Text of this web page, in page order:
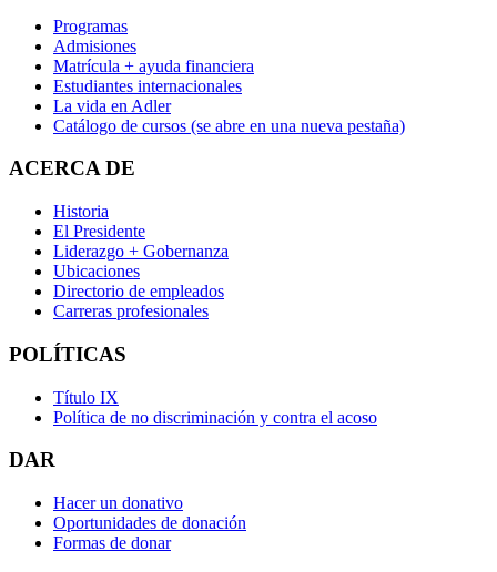
Programas
Admisiones
Matrícula + ayuda financiera
Estudiantes internacionales
La vida en Adler
Catálogo de cursos (se abre en una nueva pestaña)
ACERCA DE
Historia
El Presidente
Liderazgo + Gobernanza
Ubicaciones
Directorio de empleados
Carreras profesionales
POLÍTICAS
Título IX
Política de no discriminación y contra el acoso
DAR
Hacer un donativo
Oportunidades de donación
Formas de donar